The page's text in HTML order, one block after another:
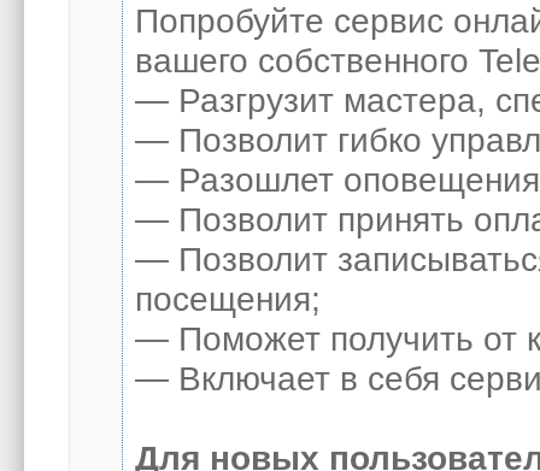
Попробуйте сервис
вашего собственного
— Разгрузит мастера,
— Позволит гибко
— Разошлет оповещения
— Позволит принять
— Позволит
посещения;
— Поможет получить от
— Включает в себя
Для новых